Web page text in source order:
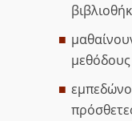
μεθόδους